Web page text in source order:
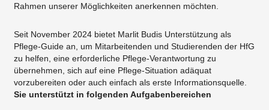
Rahmen unserer Möglichkeiten anerkennen möchten.
Seit November 2024 bietet Marlit Budis Unterstützung als
Pflege-Guide an, um Mitarbeitenden und Studierenden der HfG
zu helfen, eine erforderliche Pflege-Verantwortung zu
übernehmen, sich auf eine Pflege-Situation adäquat
vorzubereiten oder auch einfach als erste Informationsquelle.
Sie unterstützt in folgenden Aufgabenbereichen